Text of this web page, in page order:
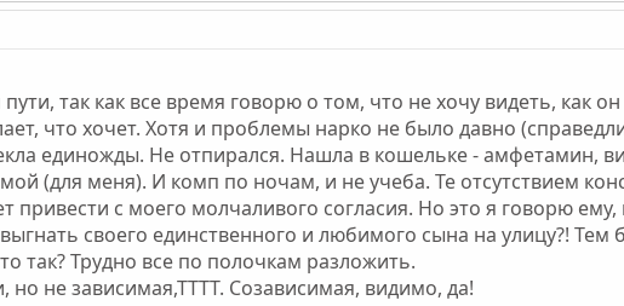
так как все время говорю о том, что не хочу видеть, как
что хочет. Хотя и проблемы нарко не было давно
единожды. Не отпирался. Нашла в кошельке - амфетамин,
(для меня). И комп по ночам, и не учеба. Те отсутствием
привести с моего молчаливого согласия. Но это я говорю
своего единственного и любимого сына на улицу?! Тем
так? Трудно все по полочкам разложить.
но не зависимая,ТТТТ. Созависимая, видимо, да!